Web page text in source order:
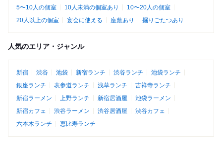
5〜10人の個室
10人未満の個室あり
10〜20人の個室
20人以上の個室
宴会に使える 座敷あり 掘りごたつあり
人気のエリア・ジャンル
新宿 渋谷 池袋 新宿ランチ 渋谷ランチ
池袋ランチ
銀座ランチ
表参道ランチ 浅草ランチ
吉祥寺ランチ
新宿ラーメン
上野ランチ 新宿居酒屋
池袋ラーメン
新宿カフェ
渋谷ラーメン 渋谷居酒屋
渋谷カフェ
六本木ランチ
恵比寿ランチ